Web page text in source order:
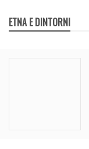
ETNA E DINTORNI